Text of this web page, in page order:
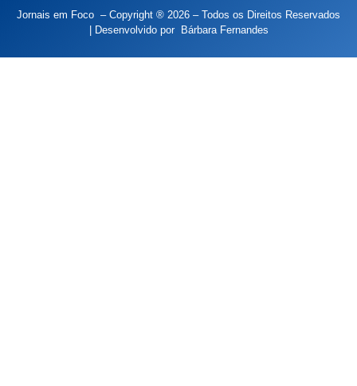
Jornais em Foco – Copyright ® 2026 – Todos os Direitos Reservados
| Desenvolvido por
Bárbara Fernandes